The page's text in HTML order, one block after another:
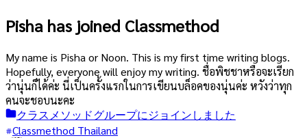
Pisha has joined Classmethod
My name is Pisha or Noon. This is my first time writing blogs.
Hopefully, everyone will enjoy my writing. ชื่อพิชชาหรือจะเรียก
ว่านุ่นก็ได้ค่ะ นี่เป็นครั้งแรกในการเขียนบล็อคของนุ่นค่ะ หวังว่าทุก
คนจะชอบนะคะ
クラスメソッドグループにジョインしました
Classmethod Thailand